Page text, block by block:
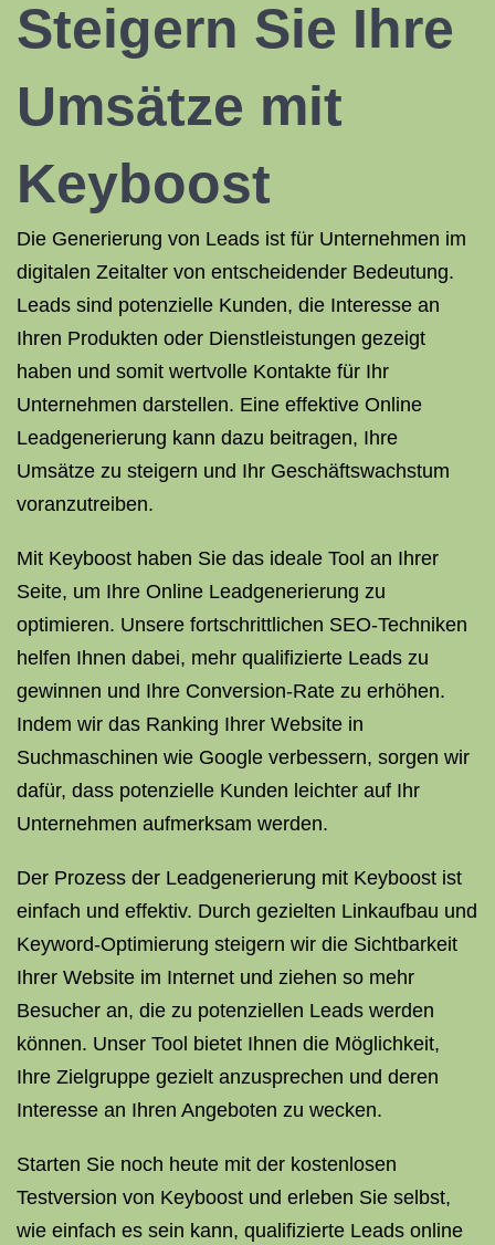
Steigern Sie Ihre
Umsätze mit
Keyboost
Die Generierung von Leads ist für Unternehmen im
digitalen Zeitalter von entscheidender Bedeutung.
Leads sind potenzielle Kunden, die Interesse an
Ihren Produkten oder Dienstleistungen gezeigt
haben und somit wertvolle Kontakte für Ihr
Unternehmen darstellen. Eine effektive Online
Leadgenerierung kann dazu beitragen, Ihre
Umsätze zu steigern und Ihr Geschäftswachstum
voranzutreiben.
Mit Keyboost haben Sie das ideale Tool an Ihrer
Seite, um Ihre Online Leadgenerierung zu
optimieren. Unsere fortschrittlichen SEO-Techniken
helfen Ihnen dabei, mehr qualifizierte Leads zu
gewinnen und Ihre Conversion-Rate zu erhöhen.
Indem wir das Ranking Ihrer Website in
Suchmaschinen wie Google verbessern, sorgen wir
dafür, dass potenzielle Kunden leichter auf Ihr
Unternehmen aufmerksam werden.
Der Prozess der Leadgenerierung mit Keyboost ist
einfach und effektiv. Durch gezielten Linkaufbau und
Keyword-Optimierung steigern wir die Sichtbarkeit
Ihrer Website im Internet und ziehen so mehr
Besucher an, die zu potenziellen Leads werden
können. Unser Tool bietet Ihnen die Möglichkeit,
Ihre Zielgruppe gezielt anzusprechen und deren
Interesse an Ihren Angeboten zu wecken.
Starten Sie noch heute mit der kostenlosen
Testversion von Keyboost und erleben Sie selbst,
wie einfach es sein kann, qualifizierte Leads online